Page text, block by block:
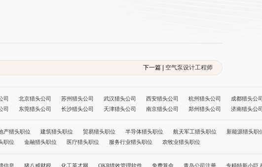
下一篇 | 空气泵设计工程师
司 北京猎头公司 苏州猎头公司 武汉猎头公司 西安猎头公司 杭州猎头公司 成都猎头公司
司 东莞猎头公司 长沙猎头公司 天津猎头公司 南京猎头公司 郑州猎头公司 济南猎头公司
司 拉萨猎头公司 银川猎头公司 乌鲁木齐猎头公司 呼和浩特猎头公司 成都猎头公司前十名
北京猎头公司前十名
产猎头职位 建筑猎头职位 贸易猎头职位 半导体猎头职位 航天军工猎头职位 新能源猎头职
职位 金融猎头职位 医疗猎头职位 服务行业猎头职位 农牧业猎头职位
信息 猪八戒财税 化工英才网 OKR绩效管理软件 免费算命 青岛公司注册 专精特新小巨